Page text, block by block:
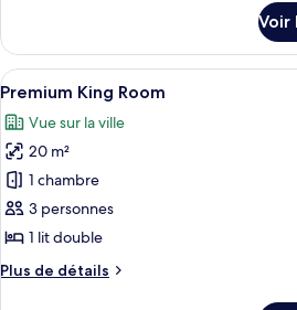
King
Room
le
type
de
King
Room
Voir
Afficher
toutes
les
photos
pour
ce
type
chambre :
Une
16
Premium King Room
Vue sur la ville
20 m²
1 chambre
3 personnes
1 lit double
Plus de détails
Plus